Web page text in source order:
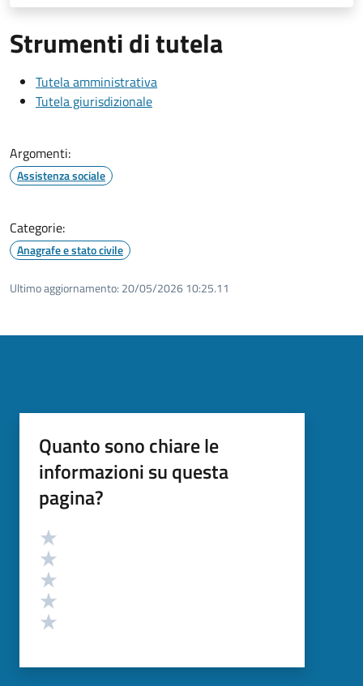
Strumenti di tutela
Tutela amministrativa
Tutela giurisdizionale
Argomenti:
Assistenza sociale
Categorie:
Anagrafe e stato civile
Ultimo aggiornamento: 20/05/2026 10:25.11
Quanto sono chiare le
informazioni su questa
pagina?
Valutazione